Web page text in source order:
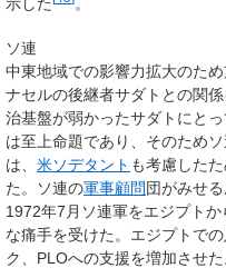
ソ連
中東地域での影響力拡大のた
ナセルの後継者サダトとの関
治基盤が弱かったサダトにと
は至上命題であり、そのため
は、 米ソデタント も考慮した
た。ソ連の軍事顧問団がみせ
1972年7月ソ連軍をエジプト
な痛手を受けた。エジプトで
ク、PLOへの支援を増加させ